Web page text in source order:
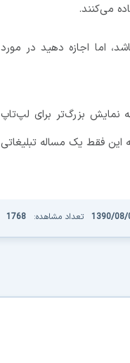
می‌کنند.
اما اجازه دهید در مورد
بزرگ‌تر برای لپ‌تاپ
این فقط یک مساله تبلیغاتی
1390/08/ تعداد مشاهده: 1768